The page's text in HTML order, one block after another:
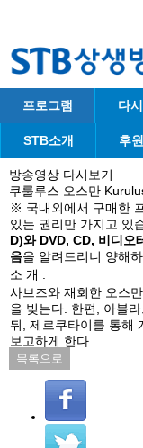
프로그램 다
STB소개 후
방송영상 다시보기
쿠룰루스 오스만
※ 국내외에서 구매한
있는 권리만 가지고 있
D)와 DVD, CD, 비디오
음을 알려드리니 양해
소 개 :
사브즈와 재회한 오스
을 빚는다. 한편, 아블
뒤, 제르쿠타이를 통해
보고하게 한다.
목록으로